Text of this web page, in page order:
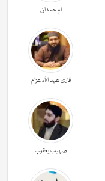
ام حمدان
قاری عبد اللہ عزام
صہیب یعقوب